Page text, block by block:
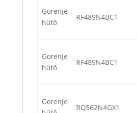
Gorenje
hűtő
RF489N4BC1
Gorenje
hűtő
RF489N4BC1
Gorenje
RQ562N4GX1